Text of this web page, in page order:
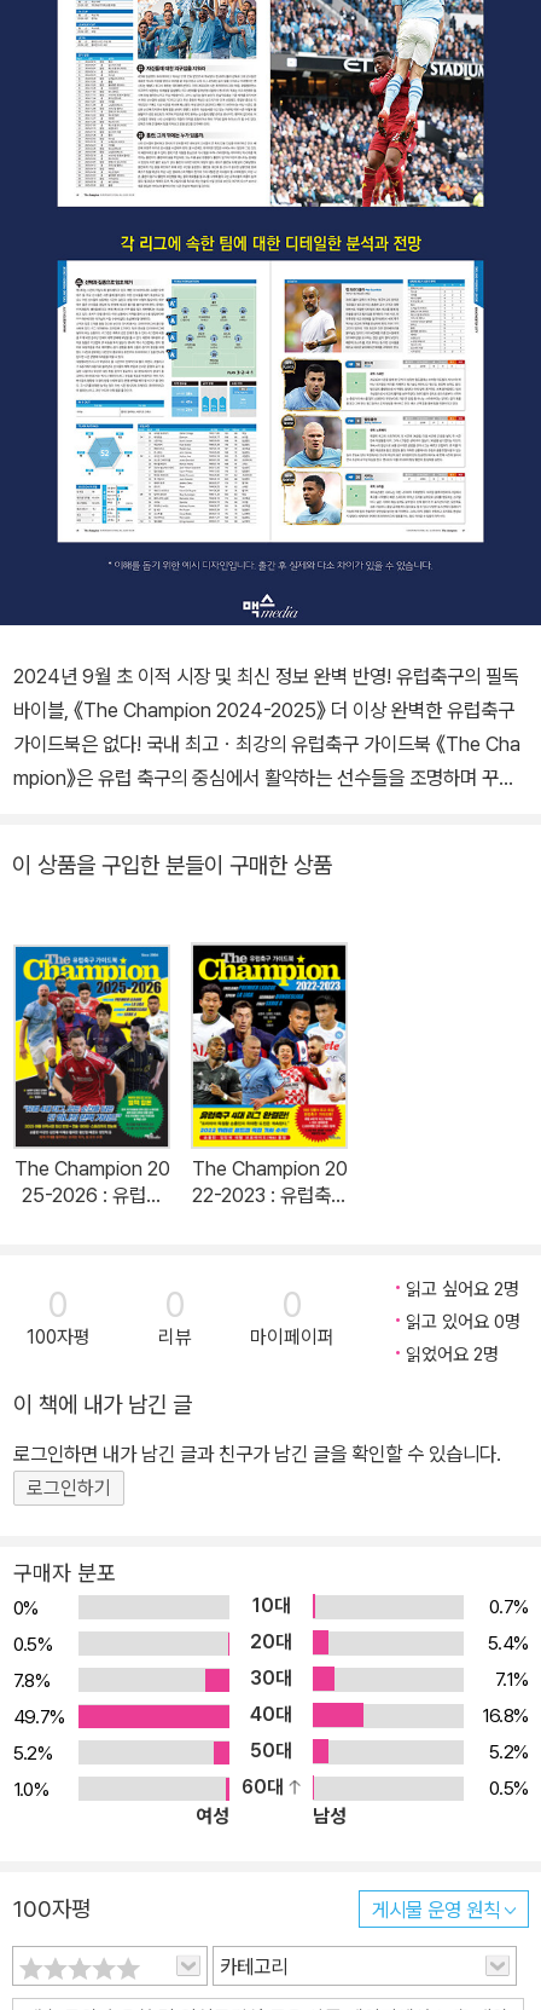
2024년 9월 초 이적 시장 및 최신 정보 완벽 반영! 유럽축구의 필독
바이블, 《The Champion 2024-2025》 더 이상 완벽한 유럽축구
가이드북은 없다! 국내 최고ㆍ최강의 유럽축구 가이드북 《The Cha
mpion》은 유럽 축구의 중심에서 활약하는 선수들을 조명하며 꾸준
보들을 담아 더욱 풍부하고 정확한 정보를 제공하고 있다. 유럽 빅 리
등의 리그들까지 아우르는 폭넓은 분석을 담아 더욱 풍부한 유럽 리
그들의 소식을 전한다. 리그별 최고 전문가들이 글을 쓰고, 한준희 최
고 해설위원이 감수한 책! 유럽축구 가이드북 《The Champion》은
유럽 축구 팬들에게 없어서는 안 될 필독서로 확고히 자리잡았다. 이
번 시즌에도 국내 최고의 축구 전문가 한준희 해설위원이 감수를 맡
아, 독자들에게 정확하고 깊이 있는 정보를 제공하며, 유럽 축구의 전
문가들이 적극 추천하는 책으로 그 가치를 인정받고 있다. 《The Ch
ampion》 집필진은 각 리그별 최고의 축구 전문가들로 구성됐다. 송
김영훈 MK 스포츠 기자, 김민곤 와이즈토토 분석위원이 참여했다.
저자들은 지난 시즌의 기록과 경기 분석을 바탕으로, 유럽축구 4대
리그인 잉글랜드 프리미어리그, 스페인 라리가, 독일 분데스리가, 이
고 있는 에레디비시(네덜란드), 세르비아 수페르리가, 스코티시 프리
미어십, 덴마크 수페르리가, EPL 챔피언십 등 리그와 구단까지 망라
했다. 이 책은 각 구단의 특성, 팀 전력, 전술, 주요 선수들의 성적, 장
들의 몸값, 이적료, 감독의 전략 변화, 구단의 역사 등 다양한 요소들
이 요동치고 있는데 《The Champion》은 이러한 변화를 반영하여
한국 축구 팬들이 자칫 놓칠 수 있는 중요한 정보들을 꼼꼼하게 분석
해 제공한다. 이외에도 팀별 전체 경기 일정을 수록하여 2024/25 시
즌이 끝날 때까지 《The Champion》은 유럽축구 팬들의 베프가 되
어줄 것이다. 유럽축구 4대 리그와 파리 생제르맹에 대한 신뢰 높은
정보 《The Champion》은 2024/25 시즌 유럽축구를 한눈에 조망
할 수 있는 청사진이다. 유럽 4대 리그인 잉글랜드 프리미어리그, 스
르맹 소속 전체 팀의 전력·전술을 분석하고, 키플레이어, 다크호스, 스
쿼드, 포메이션, 감독, 선수의 지난 시즌 경기 전적 등에 대한 예리하
면서도 풍성한 정보가 담겨 있다. 무엇보다 《The Champion 2024
-2025》은 한층 더 업그레이드된 디자인으로 각 팀에 대한 정보들을
이 상품을 구입한 분들이 구매한 상품
The Champion 20
25-2026 : 유럽축
The Champion 20
22-2023 : 유럽축구
0
100자평
0
리뷰
0
마이페이퍼
읽고 싶어요 2명
읽고 있어요 0명
읽었어요 2명
이 책에 내가 남긴 글
로그인하면 내가 남긴 글과 친구가 남긴 글을 확인할 수 있습니다.
로그인하기
구매자 분포
0% 10대
0.7%
0.5%
20대
5.4%
7.8%
30대
7.1%
49.7%
40대
16.8%
5.2%
50대
5.2%
1.0%
60대
0.5%
여성
남성
100자평 게시물 운영 원칙
카테고리